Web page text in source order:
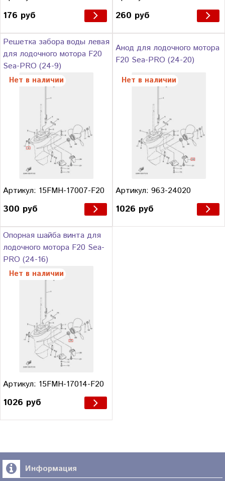
176 руб 260 руб
Решетка забора воды левая
для лодочного мотора F20
Sea-PRO (24-9)
Нет в наличии
Артикул: 15FMH-17007-F20
300 руб
Анод для лодочного мотора
F20 Sea-PRO (24-20)
Нет в наличии
Артикул: 963-24020
1026 руб
Опорная шайба винта для
лодочного мотора F20 Sea-
PRO (24-16)
Нет в наличии
Артикул: 15FMH-17014-F20
1026 руб
Информация